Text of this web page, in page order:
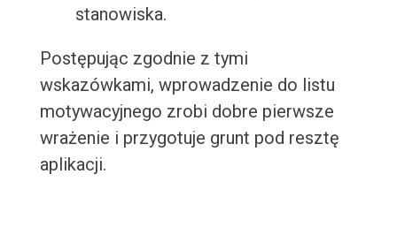
stanowiska.
Postępując zgodnie z tymi
wskazówkami, wprowadzenie do listu
motywacyjnego zrobi dobre pierwsze
wrażenie i przygotuje grunt pod resztę
aplikacji.